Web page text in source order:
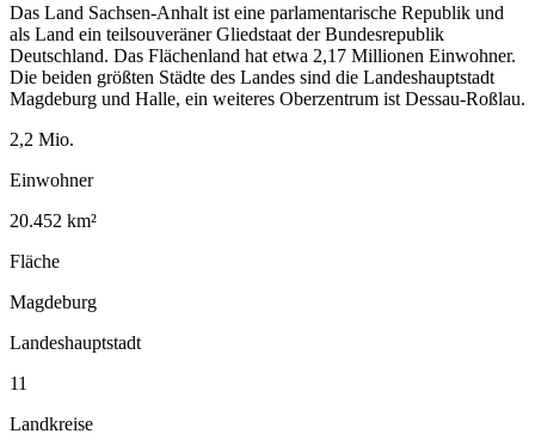
Das Land Sachsen-Anhalt ist eine parlamentarische Republik und
als Land ein teilsouveräner Gliedstaat der Bundesrepublik
Deutschland. Das Flächenland hat etwa 2,17 Millionen Einwohner.
Die beiden größten Städte des Landes sind die Landeshauptstadt
Magdeburg und Halle, ein weiteres Oberzentrum ist Dessau-Roßlau.
2,2 Mio.
Einwohner
20.452 km²
Fläche
Magdeburg
Landeshauptstadt
11
Landkreise